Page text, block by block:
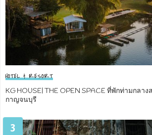
HOTEL & RESORT
KG HOUSE| THE OPEN SPACE ที่พักท่ามกลา
กาญจนบุรี
3